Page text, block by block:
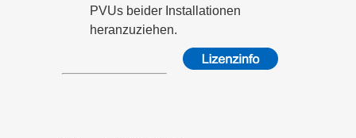
PVUs beider Installationen
heranzuziehen.